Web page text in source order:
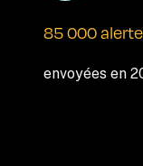
85 000
envoyées en